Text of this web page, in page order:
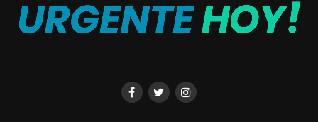
describir una variedad de trastornos neurológicos
progresivos, que afectan la memoria, el pensamiento y el
experimentalmente en enero por procedimiento